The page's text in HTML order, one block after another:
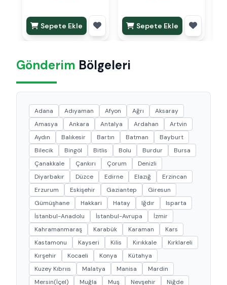
Sepete Ekle Sepete Ekle
Gönderim Bölgeleri
Adana Adıyaman Afyon Ağrı
Aksaray
Amasya
Ankara Antalya Ardahan
Artvin
Aydın
Balıkesir Bartın Batman
Bayburt
Bilecik
Bingöl Bitlis Bolu Burdur
Bursa
Çanakkale
Çankırı Çorum
Denizli
Diyarbakır
Düzce Edirne Elazığ
Erzincan
Erzurum
Eskişehir Gaziantep
Giresun
Gümüşhane
Hakkari Hatay Iğdır
Isparta
İstanbul-Anadolu
İstanbul-Avrupa
İzmir
Kahramanmaraş
Karabük Karaman
Kars
Kastamonu
Kayseri Kilis Kırıkkale
Kırklareli
Kırşehir
Kocaeli Konya
Kütahya
Kuzey Kıbrııs
Malatya Manisa
Mardin
Mersin(İçel)
Muğla Muş Nevşehir
Niğde